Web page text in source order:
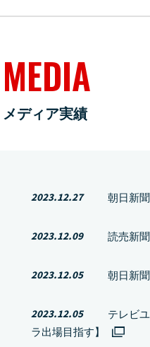
MEDIA
メディア実績
2023.12.27 朝日新
2023.12.09 読売新
2023.12.05 朝日新
2023.12.05
テレビ
ラ出場目指す】